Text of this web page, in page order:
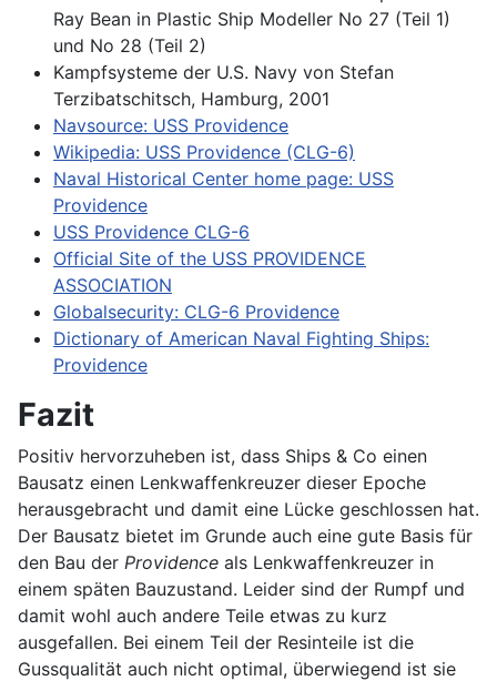
Ray Bean in Plastic Ship Modeller No 27 (Teil 1)
und No 28 (Teil 2)
Kampfsysteme der U.S. Navy von Stefan
Terzibatschitsch, Hamburg, 2001
Navsource: USS Providence
Wikipedia: USS Providence (CLG-6)
Naval Historical Center home page: USS
Providence
USS Providence CLG-6
Official Site of the USS PROVIDENCE
ASSOCIATION
Globalsecurity: CLG-6 Providence
Dictionary of American Naval Fighting Ships:
Providence
Fazit
Positiv hervorzuheben ist, dass Ships & Co einen
Bausatz einen Lenkwaffenkreuzer dieser Epoche
herausgebracht und damit eine Lücke geschlossen hat.
Der Bausatz bietet im Grunde auch eine gute Basis für
den Bau der Providence als Lenkwaffenkreuzer in
einem späten Bauzustand. Leider sind der Rumpf und
damit wohl auch andere Teile etwas zu kurz
ausgefallen. Bei einem Teil der Resinteile ist die
Gussqualität auch nicht optimal, überwiegend ist sie